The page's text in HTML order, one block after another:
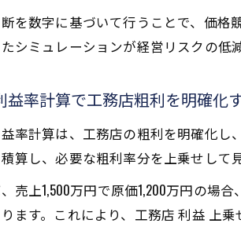
を数字に基づいて行うことで、価格
シミュレーションが経営リスクの低
益率計算で工務店粗利を明確化
率計算は、工務店の粗利を明確化し
算し、必要な粗利率分を上乗せして
売上1,500万円で原価1,200万円の場
ます。これにより、工務店 利益 上乗